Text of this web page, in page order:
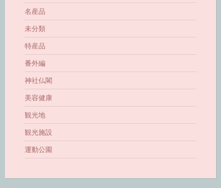
名産品
未分類
特産品
番外編
神社仏閣
美容健康
観光地
観光施設
運動公園